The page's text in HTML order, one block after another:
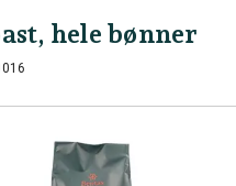
hele bønner